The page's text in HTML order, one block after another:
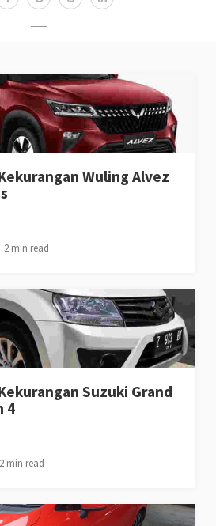
Wuling Alvez
2 min read
Suzuki Grand
4
2 min read